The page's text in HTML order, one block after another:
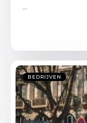
...
BEDRIJVEN